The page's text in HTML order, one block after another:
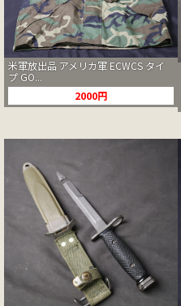
米軍放出品 アメリカ軍 ECWCS タイ
プ GO...
2000円